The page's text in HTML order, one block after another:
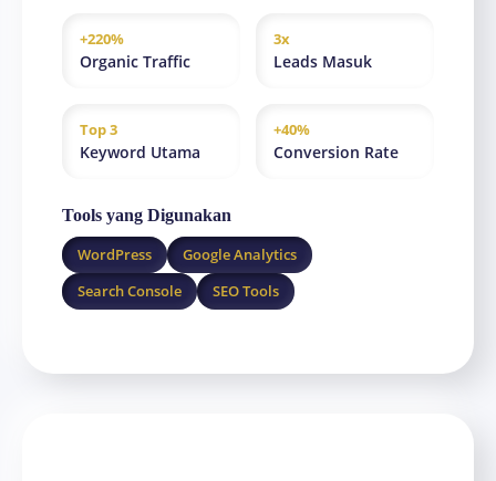
+220%
Organic Traffic
3x
Leads Masuk
Top 3
Keyword Utama
+40%
Conversion Rate
Tools yang Digunakan
WordPress
Google Analytics
Search Console
SEO Tools